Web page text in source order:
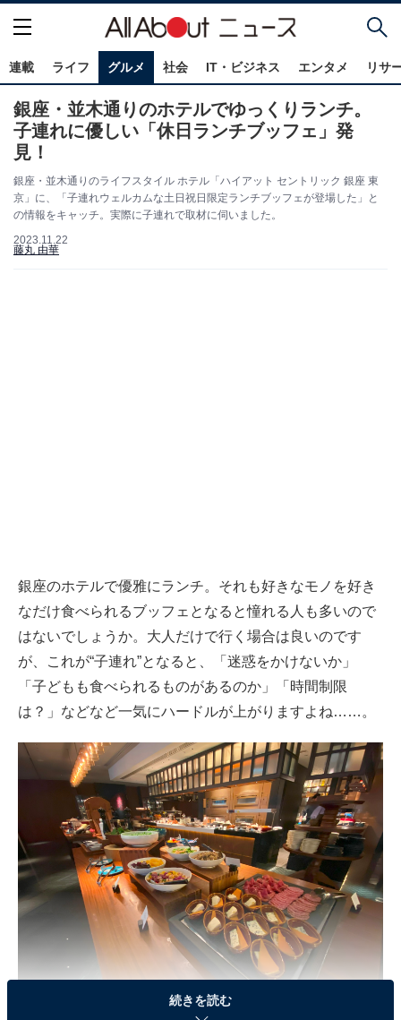
連載 ライフ グルメ 社会 IT・ビジネス エンタメ リサ
銀座・並木通りのホテルでゆっくりランチ。
子連れに優しい「休日ランチブッフェ」発
見！
銀座・並木通りのライフスタイル ホテル「ハイアット セントリック 銀座 東
京」に、「子連れウェルカムな土日祝日限定ランチブッフェが登場した」と
の情報をキャッチ。実際に子連れで取材に伺いました。
2023.11.22
藤丸 由華
銀座のホテルで優雅にランチ。それも好きなモノを好き
なだけ食べられるブッフェとなると憧れる人も多いので
はないでしょうか。大人だけで行く場合は良いのです
が、これが“子連れ”となると、「迷惑をかけないか」
「子どもも食べられるものがあるのか」「時間制限
は？」などなど一気にハードルが上がりますよね……。
続きを読む